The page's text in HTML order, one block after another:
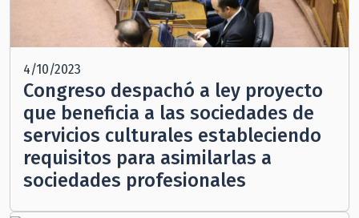
4/10/2023
Congreso despachó a ley proyecto
que beneficia a las sociedades de
servicios culturales estableciendo
requisitos para asimilarlas a
sociedades profesionales